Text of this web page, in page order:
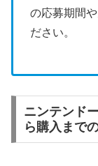
の応募期間
ださい。
ニンテンド
ら購入まで